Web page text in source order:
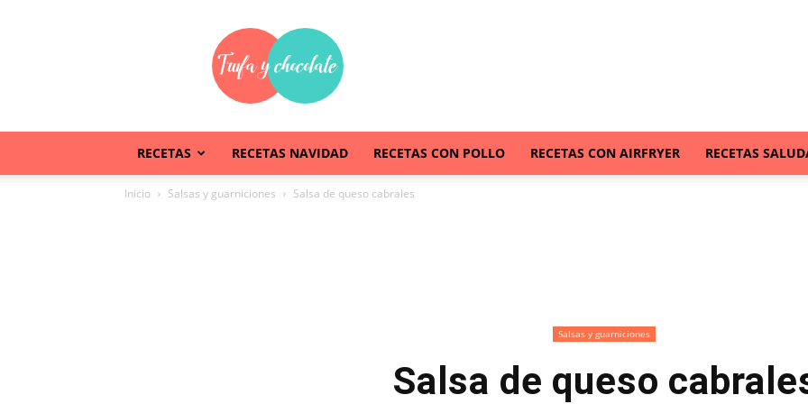
Trufaychocolate
RECETAS RECETAS NAVIDAD RECETAS CON POLLO RECETAS CON AIRFRYER RECETAS
Inicio Salsas y guarniciones Salsa de queso cabrales
Salsas y guarniciones
Salsa de queso